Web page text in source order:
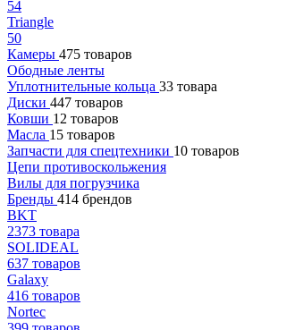
54
Triangle
50
Камеры 475 товаров
Ободные ленты
Уплотнительные кольца 33 товара
Диски 447 товаров
Ковши 12 товаров
Масла 15 товаров
Запчасти для спецтехники 10 товаров
Цепи противоскольжения
Вилы для погрузчика
Бренды 414 брендов
BKT
2373 товара
SOLIDEAL
637 товаров
Galaxy
416 товаров
Nortec